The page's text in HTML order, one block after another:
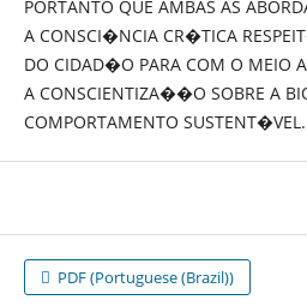
PORTANTO QUE AMBAS AS
A CONSCI�NCIA CR�TICA
DO CIDAD�O PARA COM O MEIO
A CONSCIENTIZA��O SOBRE A
COMPORTAMENTO SUSTENT�VEL.
PDF (Portuguese (Brazil))